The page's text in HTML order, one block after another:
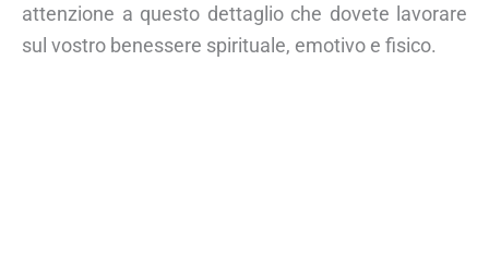
attenzione a questo dettaglio che dovete lavorare
sul vostro benessere spirituale, emotivo e fisico.